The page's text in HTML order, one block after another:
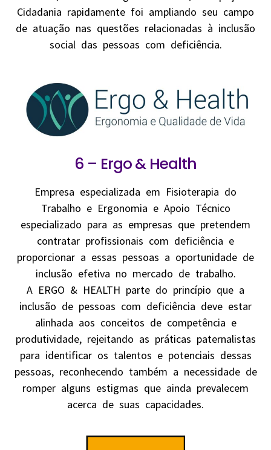
Cidadania rapidamente foi ampliando seu campo
de atuação nas questões relacionadas à inclusão
social das pessoas com deficiência.
6 – Ergo & Health
Empresa especializada em Fisioterapia do
Trabalho e Ergonomia e Apoio Técnico
especializado para as empresas que pretendem
contratar profissionais com deficiência e
proporcionar a essas pessoas a oportunidade de
inclusão efetiva no mercado de trabalho.
A ERGO & HEALTH parte do princípio que a
inclusão de pessoas com deficiência deve estar
alinhada aos conceitos de competência e
produtividade, rejeitando as práticas paternalistas
para identificar os talentos e potenciais dessas
pessoas, reconhecendo também a necessidade de
romper alguns estigmas que ainda prevalecem
acerca de suas capacidades.